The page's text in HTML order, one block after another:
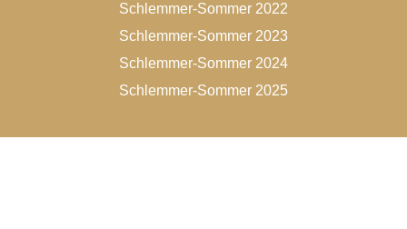
Schlemmer-Sommer 2022
Schlemmer-Sommer 2023
Schlemmer-Sommer 2024
Schlemmer-Sommer 2025